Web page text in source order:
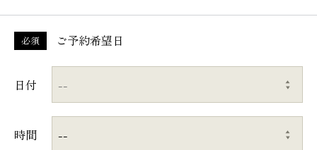
必須 ご予約希望日
日付
時間